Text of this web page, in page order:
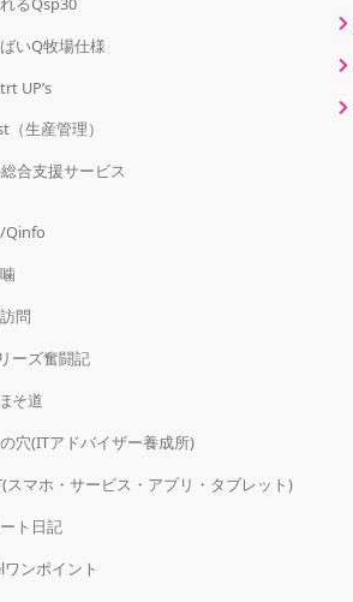
いQ牧場仕様
UP’s
（生産管理）
合支援サービス
Qinfo
問
ーズ奮闘記
そ道
穴(ITアドバイザー養成所)
スマホ・サービス・アプリ・タブレット)
ト日記
ワンポイント